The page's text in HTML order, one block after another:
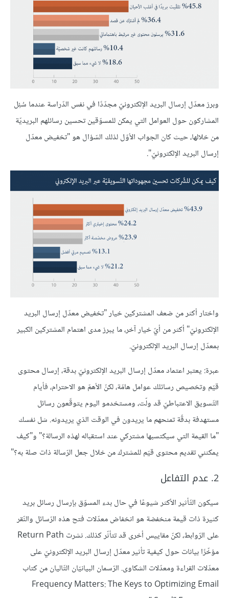
وبرز معدّل إرسال البريد الإلكترونيّ مجدّدًا في نفس الدّراسة عندما سُئِل
المشاركون حول العوامل التي يمكن للمسوّقين تحسين رسائلهم البريديّة
من خلالها، حيث كان الجواب الأوّل لذلك السّؤال هو "تخفيض معدّل
إرسال البريد الإلكترونيّ".
واختار أكثر من ضعف المشتركين خيار "تخفيض معدّل إرسال البريد
الإلكترونيّ" أكثر من أيّ خيار آخر، ما يبرز مدى اهتمام المشتركين الكبير
بمعدّل إرسال البريد الإلكترونيّ.
عبرة: يعتبر اعتماد معدّل إرسال البريد الإلكترونيّ بدقة، إرسال محتوى
قيّم وتخصيص رسائلك عوامل هامّة، لكنّ الأهمّ هو الاحترام، فأيام
التّسويق الاعتباطيّ قد ولّت، ومستخدمو اليوم يتوقّعون رسائل
مستهدفة بدقّة تمنحهم ما يريدون في الوقت الذي يريدونه. سَل نفسك
"ما القيمة التي سيكتسبها مشتركي عند استقباله لهذه الرسالة؟" و"كيف
يمكنني تقديم محتوى قيّم للمشترك من خلال جعل الرّسالة ذات صلة به؟"
2. عدم التفاعل
سيكون التّأثير الأكثر شيوعًا في حال بدء المسوّق بإرسال رسائل بريد
كثيرة ذات قيمة منخفضة هو انخفاض معدّلات فتح هذه الرّسائل والنّقر
على الرّوابط، لكنّ مقاييس أخرى قد تتأثّر كذلك. نشرت Return Path
مؤخّرًا بيانات حول كيفية تأثير معدّل إرسال البريد الإلكترونيّ على
معدّلات القراءة ومعدّلات الشكاوى. الرّسمان البيانيّان التّاليان من كتاب
Frequency Matters: The Keys to Optimizing Email